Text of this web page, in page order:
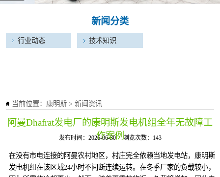
当前位置： 康明斯 > 新闻资讯
阿曼Dhafrat发电厂的康明斯发电机组全年无故障工
作案例
发布时间：2026-06-30 浏览次数：143
在没有市电连接的阿曼农村地区，村庄完全依赖当地发电站，康明斯
发电机组在该区域24小时不间断连续运转。在冬季厂家的负载较小，
新闻分类
行业动态 技术知识
发电机出租